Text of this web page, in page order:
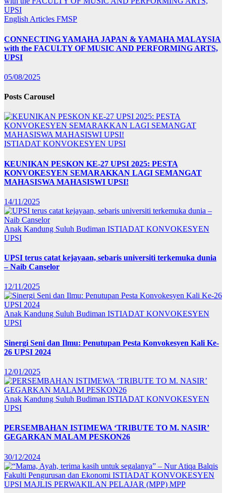
English Articles FMSP
CONNECTING YAMAHA JAPAN & YAMAHA MALAYSIA
with the FACULTY OF MUSIC AND PERFORMING ARTS,
UPSI
05/08/2025
Posts Carousel
ISTIADAT KONVOKESYEN UPSI
KEUNIKAN PESKON KE-27 UPSI 2025: PESTA
KONVOKESYEN SEMARAKKAN LAGI SEMANGAT
MAHASISWA MAHASISWI UPSI!
14/11/2025
Anak Kandung Suluh Budiman ISTIADAT KONVOKESYEN
UPSI
UPSI terus catat kejayaan, sebaris universiti terkemuka dunia
– Naib Canselor
12/11/2025
Anak Kandung Suluh Budiman ISTIADAT KONVOKESYEN
UPSI
Sinergi Seni dan Ilmu: Penutupan Pesta Konvokesyen Kali Ke-
26 UPSI 2024
12/01/2025
Anak Kandung Suluh Budiman ISTIADAT KONVOKESYEN
UPSI
PERSEMBAHAN ISTIMEWA ‘TRIBUTE TO M. NASIR’
GEGARKAN MALAM PESKON26
30/12/2024
Fakulti Pengurusan dan Ekonomi ISTIADAT KONVOKESYEN
UPSI MAJLIS PERWAKILAN PELAJAR (MPP) MPP